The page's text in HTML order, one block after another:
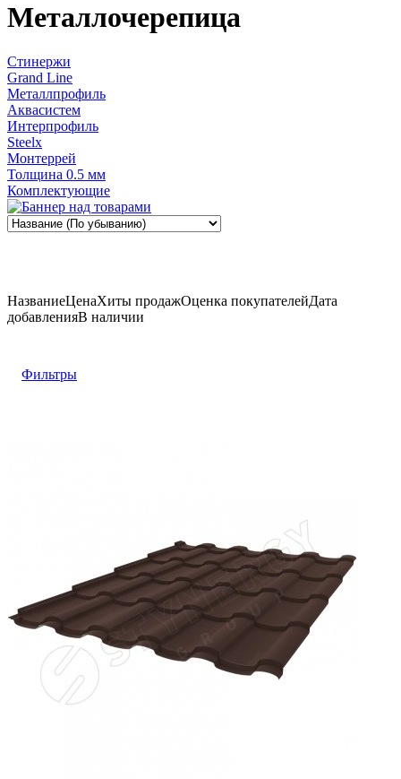
Металлочерепица
Стинержи
Grand Line
Металлпрофиль
Аквасистем
Интерпрофиль
Steelx
Монтеррей
Толщина 0.5 мм
Комплектующие
НазваниеЦенаХиты продажОценка покупателейДата
добавленияВ наличии
Фильтры